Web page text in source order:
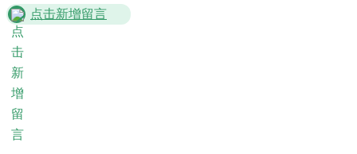
点击新增留言